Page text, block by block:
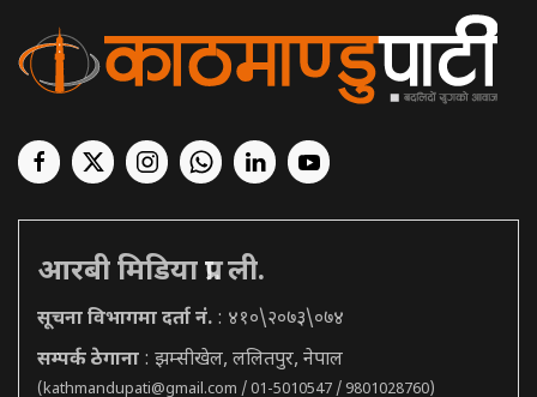
आरबी मिडिया प्रा. ली.
सूचना विभागमा दर्ता नं. : ४१०\२०७३\०७४
सम्पर्क ठेगाना : झम्सीखेल, ललितपुर, नेपाल
(kathmandupati@gmail.com / 01-5010547 / 9801028760)